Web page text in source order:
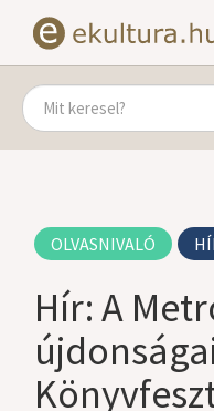
OLVASNIVALÓ
Hír: A